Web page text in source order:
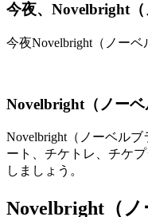
今夜、Novelbright
今夜Novelbright（ノー
Novelbright（ノー
Novelbright（ノーベル
ート、チケトレ、チケ
しましょう。
Novelbright（